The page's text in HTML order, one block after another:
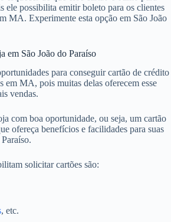
ele possibilita emitir boleto para os clientes
MA. Experimente esta opção em São João
em São João do Paraíso
para conseguir cartão de crédito
em MA, pois muitas delas oferecem esse
vendas.
com boa oportunidade, ou seja, um cartão
ofereça benefícios e facilidades para suas
solicitar cartões são:
, etc.